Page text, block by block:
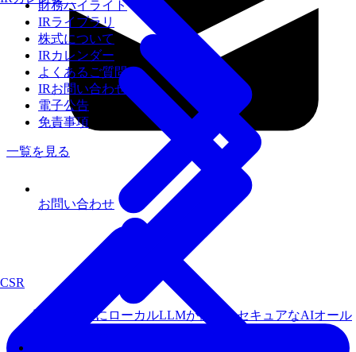
財務ハイライト
IRライブラリ
株式について
IRカレンダー
よくあるご質問
IRお問い合わせ
電子公告
免責事項
一覧を見る
CSR
届いてすぐにローカルLLMが使えるセキュアなAIオール
お問い合わせ